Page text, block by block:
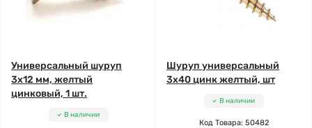
Универсальный шуруп
3x12 мм, желтый
цинковый, 1 шт.
В наличии
Шуруп универсальный
3x40 цинк желтый, шт
В наличии
Код Товара: 50482